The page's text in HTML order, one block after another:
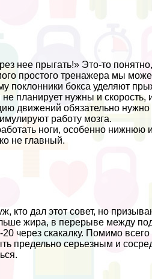
нее прыгать!» Это-то
простого тренажера мы
поклонники бокса уделяют
планирует нужны и
движений обязательно
работу мозга.
ноги, особенно
не главный.
дал этот совет, но
жира, в перерыве между
через скакалку. Помимо
предельно серьезным и